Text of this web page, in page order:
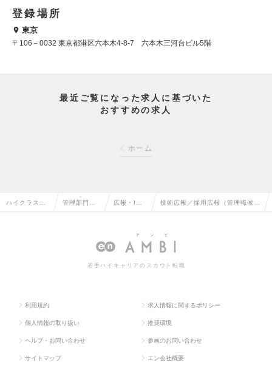
登録場所
東京
〒106－0032 東京都港区六本木4-8-7 六本木三河台ビル5階
最近ご覧になった求人に基づいた
おすすめの求人
ホーム
ハイクラス求 管理部門系 広報・IR 技術広報／採用広報（管理職候
若手ハイキャリアのスカウト転職
利用規約 求人情報に関するポリシー
個人情報の取り扱い 推奨環境
ヘルプ・お問い合わせ 参画のお問い合わせ
サイトマップ エン会社概要